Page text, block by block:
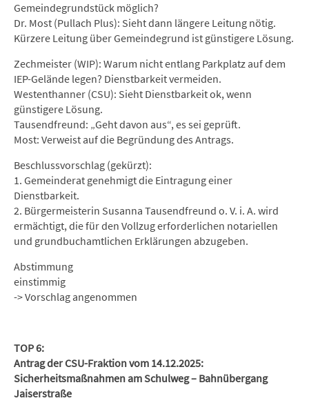
Gemeindegrundstück möglich?
Dr. Most (Pullach Plus): Sieht dann längere Leitung nötig.
Kürzere Leitung über Gemeindegrund ist günstigere Lösung.
Zechmeister (WIP): Warum nicht entlang Parkplatz auf dem
IEP-Gelände legen? Dienstbarkeit vermeiden.
Westenthanner (CSU): Sieht Dienstbarkeit ok, wenn
günstigere Lösung.
Tausendfreund: „Geht davon aus“, es sei geprüft.
Most: Verweist auf die Begründung des Antrags.
Beschlussvorschlag (gekürzt):
1. Gemeinderat genehmigt die Eintragung einer
Dienstbarkeit.
2. Bürgermeisterin Susanna Tausendfreund o. V. i. A. wird
ermächtigt, die für den Vollzug erforderlichen notariellen
und grundbuchamtlichen Erklärungen abzugeben.
Abstimmung
einstimmig
-> Vorschlag angenommen
TOP 6:
Antrag der CSU-Fraktion vom 14.12.2025:
Sicherheitsmaßnahmen am Schulweg – Bahnübergang
Jaiserstraße